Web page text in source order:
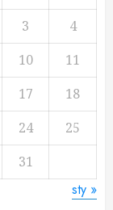
3
4
10
11
17
18
24
25
31
sty »